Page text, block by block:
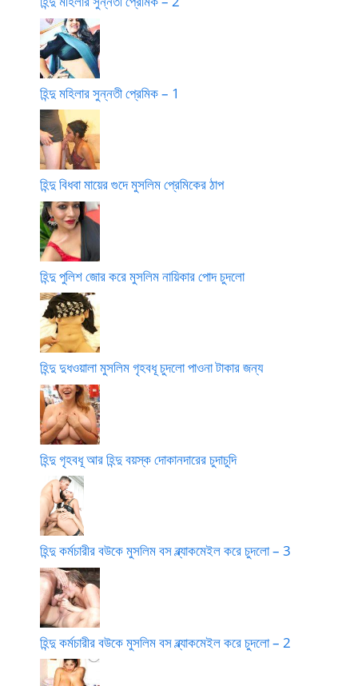
হিন্দু মহিলার সুন্নতী প্রেমিক – 1
হিন্দু বিধবা মায়ের গুদে মুসলিম প্রেমিকের ঠাপ
হিন্দু পুলিশ জোর করে মুসলিম নায়িকার পোদ চুদলো
হিন্দু দুধওয়ালা মুসলিম গৃহবধূ চুদলো পাওনা টাকার জন্য
হিন্দু গৃহবধূ আর হিন্দু বয়স্ক দোকানদারের চুদাচুদি
হিন্দু কর্মচারীর বউকে মুসলিম বস ব্ল্যাকমেইল করে চুদলো – 3
হিন্দু কর্মচারীর বউকে মুসলিম বস ব্ল্যাকমেইল করে চুদলো – 2